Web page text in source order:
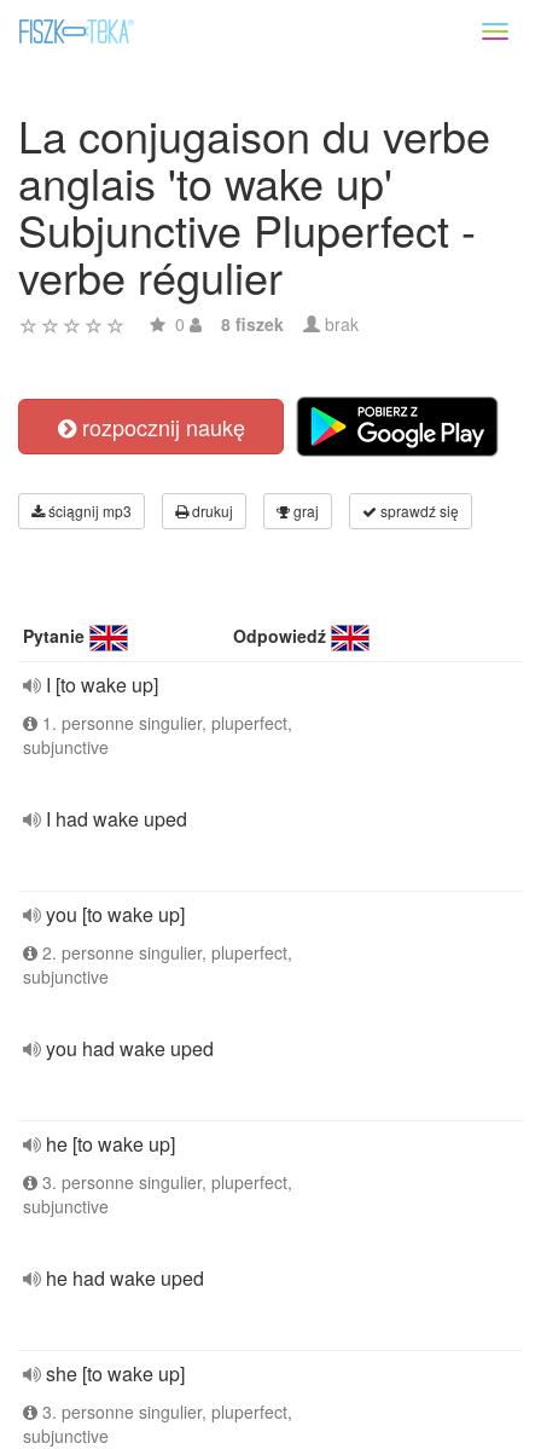
La conjugaison du verbe
anglais 'to wake up'
Subjunctive Pluperfect -
verbe régulier
0 8 fiszek brak
rozpocznij naukę
ściągnij mp3 drukuj graj sprawdź się
Pytanie Odpowiedź
I [to wake up]
1. personne singulier, pluperfect,
subjunctive
I had wake uped
you [to wake up]
2. personne singulier, pluperfect,
subjunctive
you had wake uped
he [to wake up]
3. personne singulier, pluperfect,
subjunctive
he had wake uped
she [to wake up]
3. personne singulier, pluperfect,
subjunctive